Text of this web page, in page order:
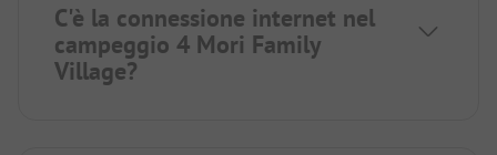
C'è la connessione internet nel
campeggio 4 Mori Family
Village?